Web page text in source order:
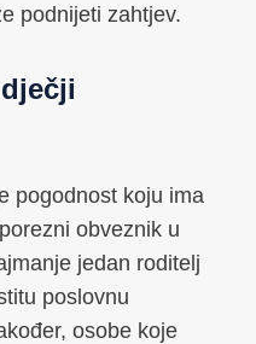
podnijeti zahtjev.
pogodnost koju ima
obveznik u
jedan roditelj
poslovnu
osobe koje